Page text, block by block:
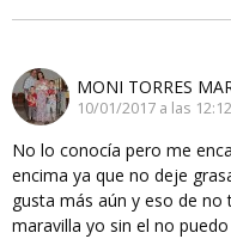
MONI TORRES
10/01/2017 a las 12:12
No lo conocía pero me
encima ya que no deje
gusta más aún y eso de no
maravilla yo sin el no